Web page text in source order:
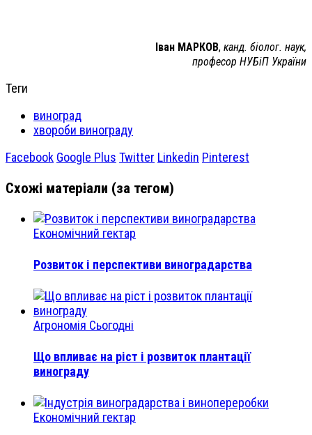
Іван МАРКОВ, канд. біолог. наук,
професор НУБіП України
Теги
виноград
хвороби винограду
Facebook Google Plus Twitter Linkedin Pinterest
Схожі матеріали (за тегом)
Економічний гектар
Розвиток і перспективи виноградарства
Агрономія Сьогодні
Що впливає на ріст і розвиток плантації
винограду
Економічний гектар